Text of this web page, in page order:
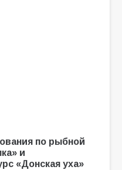
по рыбной
и
«Донская уха»